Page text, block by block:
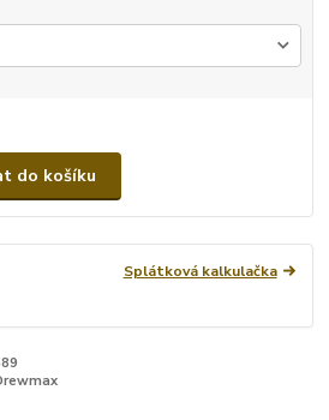
do košíku
Splátková kalkulačka